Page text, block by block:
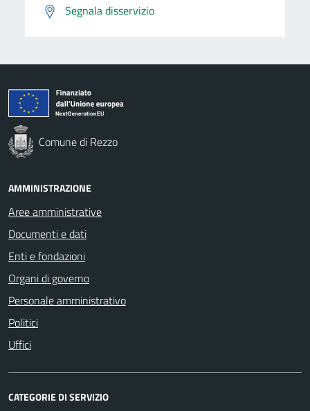
Segnala disservizio
Comune di Rezzo
AMMINISTRAZIONE
Aree amministrative
Documenti e dati
Enti e fondazioni
Organi di governo
Personale amministrativo
Politici
Uffici
CATEGORIE DI SERVIZIO